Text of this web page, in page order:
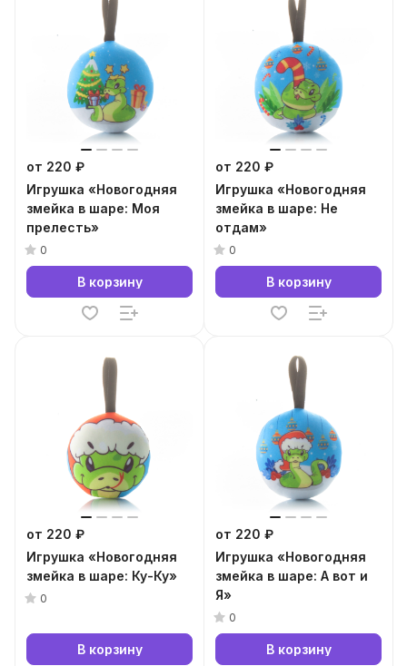
от 220 ₽
Игрушка «Новогодняя
змейка в шаре: Моя
прелесть»
0
В корзину
от 220 ₽
Игрушка «Новогодняя
змейка в шаре: Не
отдам»
0
В корзину
от 220 ₽
Игрушка «Новогодняя
змейка в шаре: Ку-Ку»
0
В корзину
от 220 ₽
Игрушка «Новогодняя
змейка в шаре: А вот и
Я»
0
В корзину